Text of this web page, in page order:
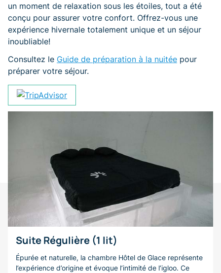
un moment de relaxation sous les étoiles, tout a été
conçu pour assurer votre confort. Offrez-vous une
expérience hivernale totalement unique et un séjour
inoubliable!
Consultez le Guide de préparation à la nuitée pour
préparer votre séjour.
Suite Régulière (1 lit)
Épurée et naturelle, la chambre Hôtel de Glace représente
l’expérience d’origine et évoque l’intimité de l’igloo. Ce